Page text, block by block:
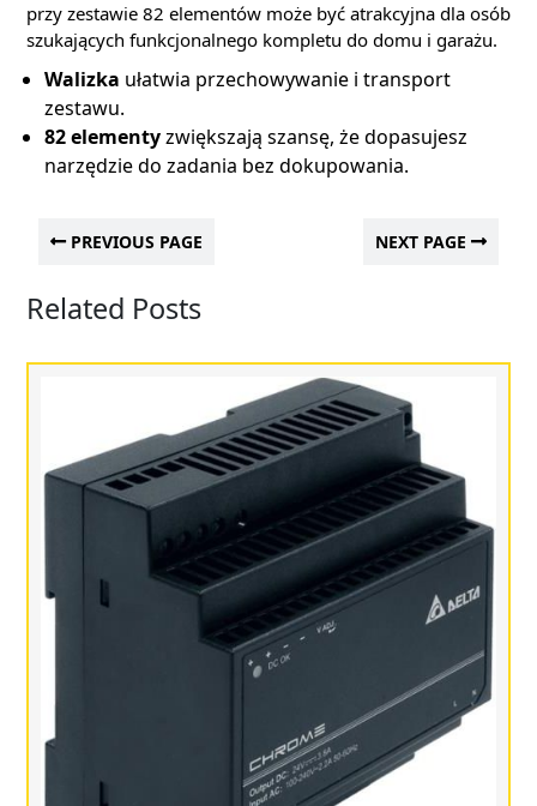
przy zestawie 82 elementów może być atrakcyjna dla osób
szukających funkcjonalnego kompletu do domu i garażu.
Walizka ułatwia przechowywanie i transport
zestawu.
82 elementyzwiększają szansę, że dopasujesz
narzędzie do zadania bez dokupowania.
PREVIOUS PAGE NEXT PAGE
Related Posts